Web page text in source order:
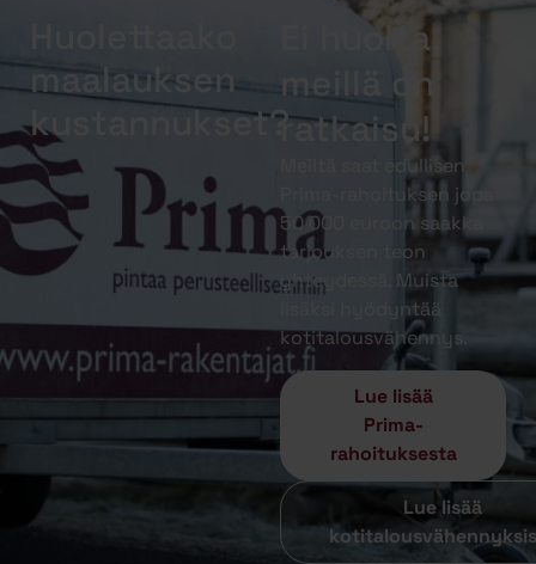
maalauksen
kustannukset?
Ei huolta,
meillä on
ratkaisu!
Meiltä saat edullisen
Prima-rahoituksen jopa
50 000 euroon saakka
tarjouksen teon
yhteydessä. Muista
lisäksi hyödyntää
kotitalousvähennys.
Lue lisää
Prima-
rahoituksesta
Lue lisää